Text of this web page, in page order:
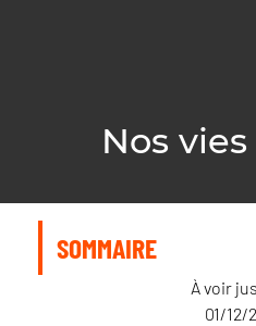
Nos
SOMMAIRE
À voir
01/12/